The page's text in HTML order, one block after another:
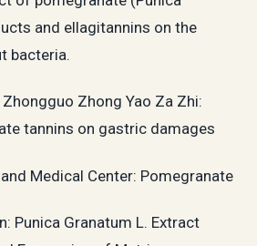
and ellagitannins on the
bacteria.
Zhong Yao Za Zhi:
tannins on gastric damages
Medical Center: Pomegranate
Punica Granatum L. Extract